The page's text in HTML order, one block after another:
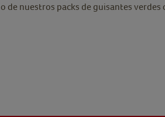
de nuestros packs de guisantes